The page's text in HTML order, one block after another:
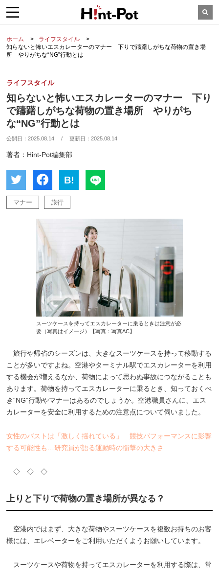
ホーム
ライフスタイル
知らないと怖いエスカレーターのマナー 下りで躊躇しがちな荷物の置き場
所 やりがちな“NG”行動とは
ライフスタイル
知らないと怖いエスカレーターのマナー 下り
で躊躇しがちな荷物の置き場所 やりがち
な“NG”行動とは
公開日：2025.08.14 / 更新日：2025.08.14
著者：Hint-Pot編集部
B!
マナー 旅行
スーツケースを持ってエスカレーターに乗るときは注意が必
要（写真はイメージ）【写真：写真AC】
旅行や帰省のシーズンは、大きなスーツケースを持って移動する
ことが多いですよね。空港やターミナル駅でエスカレーターを利用
する機会が増えるなか、荷物によって思わぬ事故につながることも
あります。荷物を持ってエスカレーターに乗るとき、知っておくべ
き“NG”行動やマナーはあるのでしょうか。空港職員さんに、エス
カレーターを安全に利用するための注意点について伺いました。
女性のバストは「激しく揺れている」 競技パフォーマンスに影響
する可能性も…研究員が語る運動時の衝撃の大きさ
◇ ◇ ◇
上りと下りで荷物の置き場所が異なる？
空港内ではまず、大きな荷物やスーツケースを複数お持ちのお客
様には、エレベーターをご利用いただくようお願いしています。
スーツケースや荷物を持ってエスカレーターを利用する際は、常